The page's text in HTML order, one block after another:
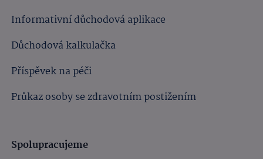
Informativní důchodová aplikace
Důchodová kalkulačka
Příspěvek na péči
Průkaz osoby se zdravotním postižením
Spolupracujeme